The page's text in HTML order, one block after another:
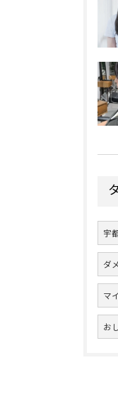
宇
ダ
マ
お